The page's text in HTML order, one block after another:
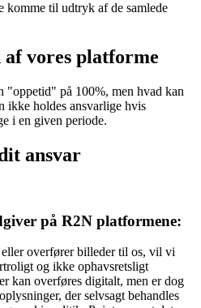
komme til udtryk af de samlede
vores platforme
"oppetid" på 100%, men hvad kan
ikke holdes ansvarlige hvis
i en given periode.
ansvar
på R2N platformene:
overfører billeder til os, vil vi
og ikke ophavsretsligt
kan overføres digitalt, men er dog
der selvsagt behandles